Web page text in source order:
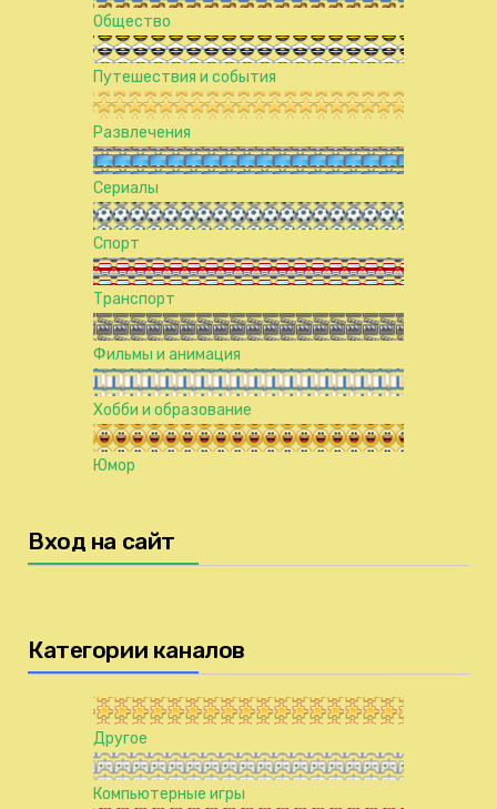
Общество
Путешествия и события
Развлечения
Сериалы
Спорт
Транспорт
Фильмы и анимация
Хобби и образование
Юмор
Вход на сайт
Категории каналов
Другое
Компьютерные игры